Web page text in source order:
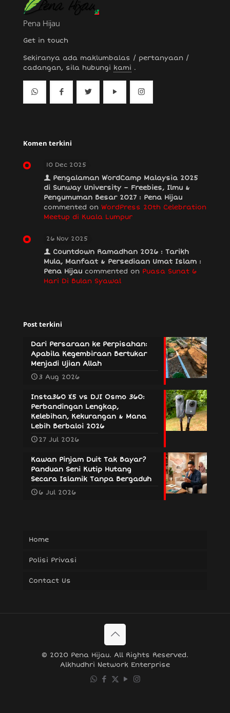
Pena Hijau
Get in touch
Sekiranya ada maklumbalas / pertanyaan /
cadangan, sila hubungi kami .
Komen terkini
10 Dec 2025
Pengalaman WordCamp Malaysia 2025
di Sunway University – Freebies, Ilmu &
Pengumuman Besar 2027 : Pena Hijau
commented on WordPress 20th Celebration
Meetup di Kuala Lumpur
26 Nov 2025
Countdown Ramadhan 2026 : Tarikh
Mula, Manfaat & Persediaan Umat Islam :
Pena Hijau commented on Puasa Sunat 6
Hari Di Bulan Syawal
Post terkini
Dari Persaraan ke Perpisahan:
Apabila Kegembiraan Bertukar
Menjadi Ujian Allah
3 Aug 2026
Insta360 X5 vs DJI Osmo 360:
Perbandingan Lengkap,
Kelebihan, Kekurangan & Mana
Lebih Berbaloi 2026
27 Jul 2026
Kawan Pinjam Duit Tak Bayar?
Panduan Seni Kutip Hutang
Secara Islamik Tanpa Bergaduh
6 Jul 2026
Home
Polisi Privasi
Contact Us
© 2020 Pena Hijau. All Rights Reserved.
Alkhudhri Network Enterprise